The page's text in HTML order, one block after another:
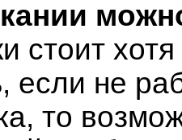
стоит
если не
то